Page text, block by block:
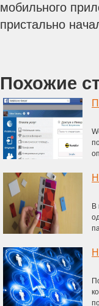
мобильного
пристально
Похожие
В